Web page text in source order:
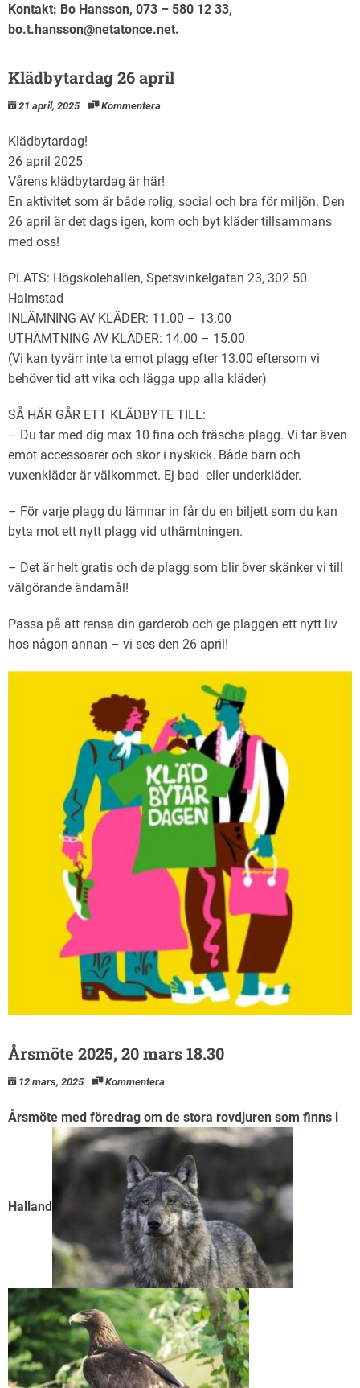
Kontakt: Bo Hansson, 073 – 580 12 33,
bo.t.hansson@netatonce.net.
Klädbytardag 26 april
21 april, 2025 Kommentera
Klädbytardag!
26 april 2025
Vårens klädbytardag är här!
En aktivitet som är både rolig, social och bra för miljön. Den
26 april är det dags igen, kom och byt kläder tillsammans
med oss!
PLATS: Högskolehallen, Spetsvinkelgatan 23, 302 50
Halmstad
INLÄMNING AV KLÄDER: 11.00 – 13.00
UTHÄMTNING AV KLÄDER: 14.00 – 15.00
(Vi kan tyvärr inte ta emot plagg efter 13.00 eftersom vi
behöver tid att vika och lägga upp alla kläder)
SÅ HÄR GÅR ETT KLÄDBYTE TILL:
– Du tar med dig max 10 fina och fräscha plagg. Vi tar även
emot accessoarer och skor i nyskick. Både barn och
vuxenkläder är välkommet. Ej bad- eller underkläder.
– För varje plagg du lämnar in får du en biljett som du kan
byta mot ett nytt plagg vid uthämtningen.
– Det är helt gratis och de plagg som blir över skänker vi till
välgörande ändamål!
Passa på att rensa din garderob och ge plaggen ett nytt liv
hos någon annan – vi ses den 26 april!
Årsmöte 2025, 20 mars 18.30
12 mars, 2025 Kommentera
Årsmöte med föredrag om de stora rovdjuren som finns i
Halland